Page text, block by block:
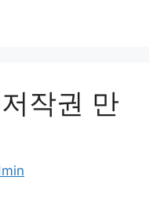
작권 만